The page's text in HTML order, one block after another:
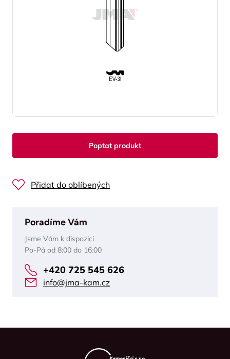
Poptat produkt
Přidat do oblíbených
Poradíme Vám
Jsme Vám k dispozici
Po-Pá od 8:00 do 16:00
+420 725 545 626
info@jma-kam.cz